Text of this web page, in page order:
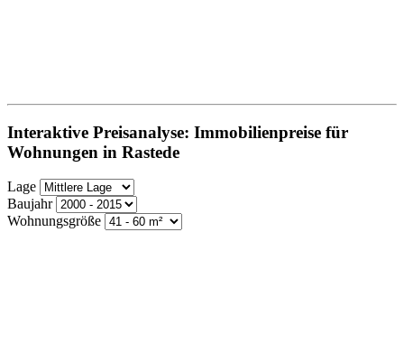
Interaktive Preisanalyse: Immobilienpreise für
Wohnungen in Rastede
Lage
Baujahr
Wohnungsgröße